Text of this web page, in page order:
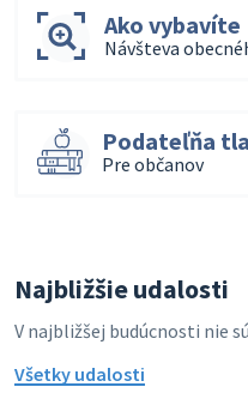
Ako vybavíte
Návšteva
Podateľňa
Pre občanov
Najbližšie udalosti
V najbližšej budúcnosti nie
Všetky udalosti